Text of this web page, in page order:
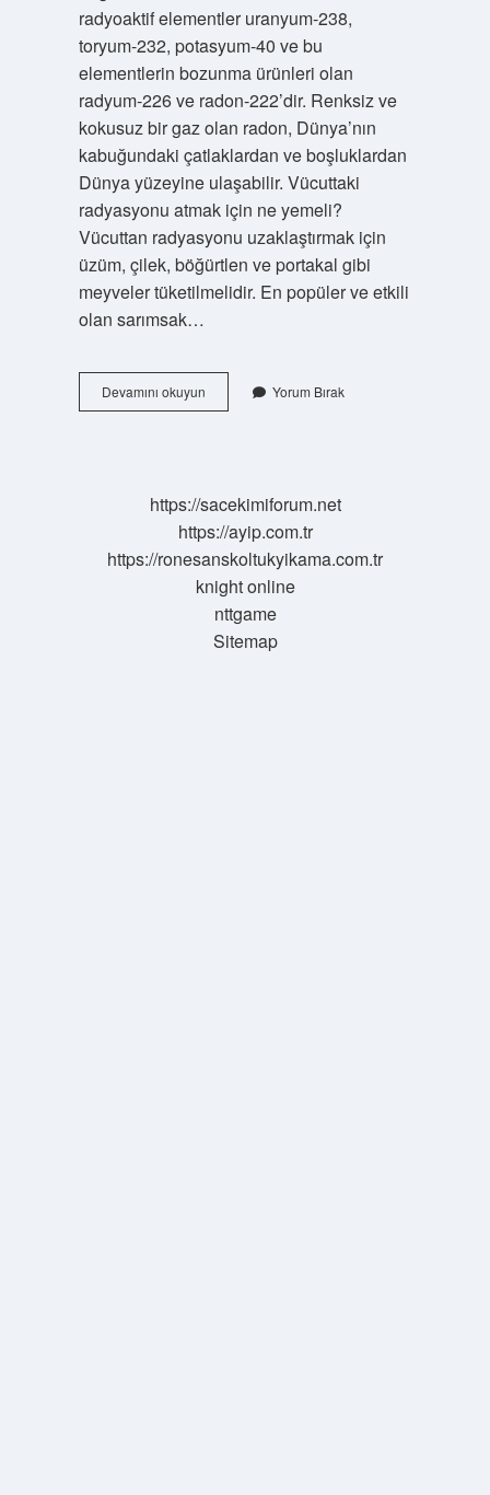
radyoaktif elementler uranyum-238,
toryum-232, potasyum-40 ve bu
elementlerin bozunma ürünleri olan
radyum-226 ve radon-222’dir. Renksiz ve
kokusuz bir gaz olan radon, Dünya’nın
kabuğundaki çatlaklardan ve boşluklardan
Dünya yüzeyine ulaşabilir. Vücuttaki
radyasyonu atmak için ne yemeli?
Vücuttan radyasyonu uzaklaştırmak için
üzüm, çilek, böğürtlen ve portakal gibi
meyveler tüketilmelidir. En popüler ve etkili
olan sarımsak…
Devamını okuyunRadyoaktif
Içeren
Yorum Bırak
https://sacekimiforum.net
https://ayip.com.tr
https://ronesanskoltukyikama.com.tr
knight online
nttgame
Sitemap